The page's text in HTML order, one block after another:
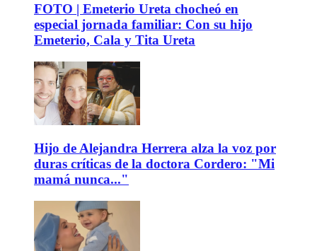
FOTO | Emeterio Ureta chocheó en
especial jornada familiar: Con su hijo
Emeterio, Cala y Tita Ureta
Hijo de Alejandra Herrera alza la voz por
duras críticas de la doctora Cordero: "Mi
mamá nunca..."